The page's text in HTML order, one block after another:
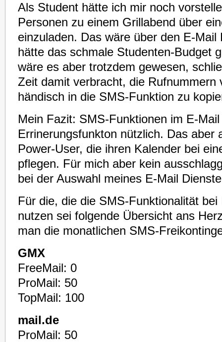
Als Student hätte ich mir noch
Personen zu einem Grillabend über
einzuladen. Das wäre über den E-Mail
hätte das schmale Studenten-Budget
wäre es aber trotzdem gewesen,
Zeit damit verbracht, die Rufnummern
händisch in die SMS-Funktion zu
Mein Fazit: SMS-Funktionen im E-
Errinerungsfunkton nützlich. Das aber
Power-User, die ihren Kalender bei
pflegen. Für mich aber kein
bei der Auswahl meines E-Mail
Für die, die die SMS-Funktionalität bei
nutzen sei folgende Übersicht ans
man die monatlichen SMS-
GMX
FreeMail: 0
ProMail: 50
TopMail: 100
mail.de
ProMail: 50